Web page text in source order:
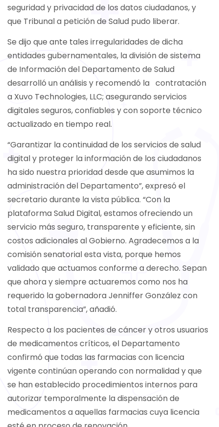
seguridad y privacidad de los datos ciudadanos, y
que Tribunal a petición de Salud pudo liberar.
Se dijo que ante tales irregularidades de dicha
entidades gubernamentales, la división de sistema
de Información del Departamento de Salud
desarrolló un análisis y recomendó la contratación
a Xuvo Technologies, LLC; asegurando servicios
digitales seguros, confiables y con soporte técnico
actualizado en tiempo real.
“Garantizar la continuidad de los servicios de salud
digital y proteger la información de los ciudadanos
ha sido nuestra prioridad desde que asumimos la
administración del Departamento”, expresó el
secretario durante la vista pública. “Con la
plataforma Salud Digital, estamos ofreciendo un
servicio más seguro, transparente y eficiente, sin
costos adicionales al Gobierno. Agradecemos a la
comisión senatorial esta vista, porque hemos
validado que actuamos conforme a derecho. Sepan
que ahora y siempre actuaremos como nos ha
requerido la gobernadora Jenniffer González con
total transparencia”, añadió.
Respecto a los pacientes de cáncer y otros usuarios
de medicamentos críticos, el Departamento
confirmó que todas las farmacias con licencia
vigente continúan operando con normalidad y que
se han establecido procedimientos internos para
autorizar temporalmente la dispensación de
medicamentos a aquellas farmacias cuya licencia